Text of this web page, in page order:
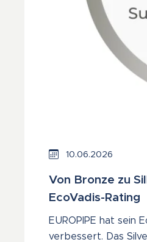
10.06.2026
Von Bronze zu
EcoVadis-Rating
EUROPIPE hat sein
verbessert. Das